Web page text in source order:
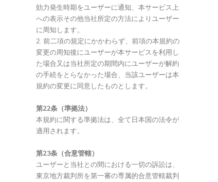
効力発生時期をユーザーに通知、本サービス上
への表示その他当社所定の方法によりユーザー
に周知します。
前二項の規定にかかわらず、前項の本規約の
変更の周知後にユーザーが本サービスを利用し
た場合又は当社所定の期間内にユーザーが解約
の手続をとらなかった場合、当該ユーザーは本
規約の変更に同意したものとします。
第22条（準拠法）
本規約に関する準拠法は、全て日本国の法令が
適用されます。
第23条（合意管轄）
ユーザーと当社との間における一切の訴訟は、
東京地方裁判所を第一審の専属的合意管轄裁判